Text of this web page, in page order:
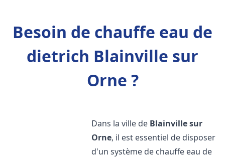
Besoin de chauffe eau de
dietrich Blainville sur
Orne ?
Dans la ville de Blainville sur
Orne, il est essentiel de disposer
d'un système de chauffe eau de